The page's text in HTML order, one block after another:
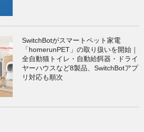
SwitchBotがスマートペット家電
「homerunPET」の取り扱いを開始｜
全自動猫トイレ・自動給餌器・ドライ
ヤーハウスなど8製品、SwitchBotアプ
リ対応も順次